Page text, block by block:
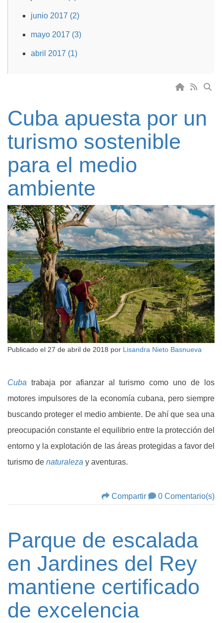
junio 2017 (2)
mayo 2017 (3)
abril 2017 (1)
Cuba apuesta por un
turismo sostenible
para el medio
ambiente
Publicado el 27 de abril de 2018 por Lisandra Nieto Basnueva
Cuba trabaja por afianzar al turismo como uno de los
motores impulsores de la economía cubana, pero siempre
buscando proteger el medio ambiente. De ahí que sea una
preocupación constante el equilibrio entre la protección del
entorno y la explotación de las áreas protegidas a favor del
turismo de naturaleza y aventuras.
Compartir 0 Comentario(s)
Parque de escalada
en Jardines del Rey
mantiene certificado
de excelencia